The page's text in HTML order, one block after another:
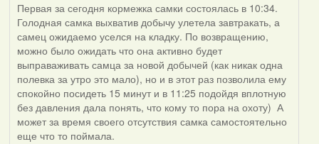
Первая за сегодня кормежка самки состоялась в 10:34.
Голодная самка выхватив добычу улетела завтракать, а
самец ожидаемо уселся на кладку. По возвращению,
можно было ожидать что она активно будет
выправаживать самца за новой добычей (как никак одна
полевка за утро это мало), но и в этот раз позволила ему
спокойно посидеть 15 минут и в 11:25 подойдя вплотную
без давления дала понять, что кому то пора на охоту) А
может за время своего отсутствия самка самостоятельно
еще что то поймала.